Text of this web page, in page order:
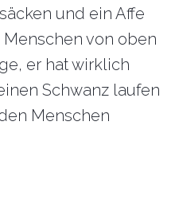
und ein Affe
von oben
er hat wirklich
Schwanz laufen
Menschen